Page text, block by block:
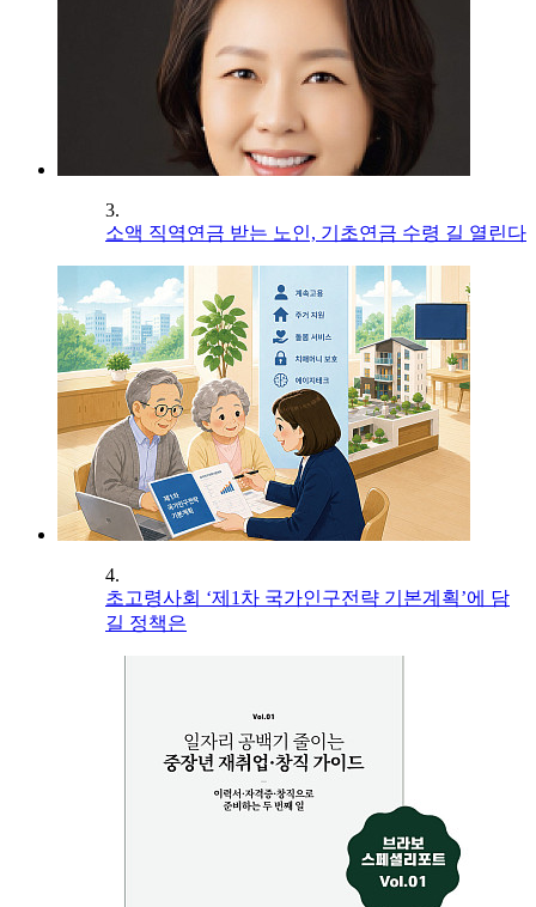
3.
소액 직역연금 받는 노인, 기초연금 수령 길 열린다
4.
초고령사회 ‘제1차 국가인구전략 기본계획’에 담
길 정책은